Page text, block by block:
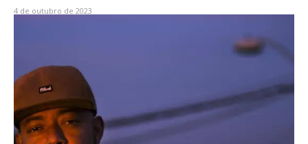
4 de outubro de 2023